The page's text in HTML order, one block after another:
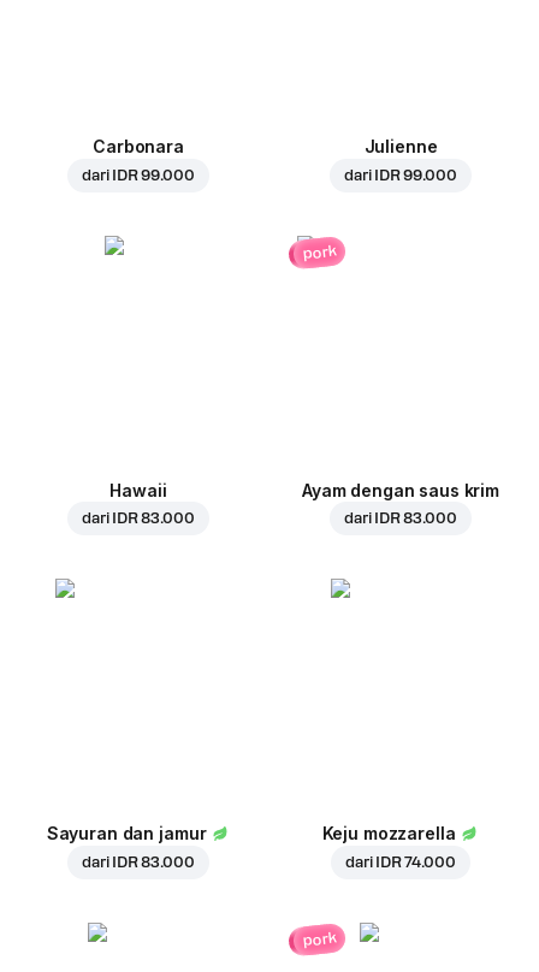
Carbonara
dari IDR 99.000
Julienne
dari IDR 99.000
Hawaii
dari IDR 83.000
pork
Ayam dengan saus krim
dari IDR 83.000
Sayuran dan jamur
dari IDR 83.000
Keju mozzarella
dari IDR 74.000
pork